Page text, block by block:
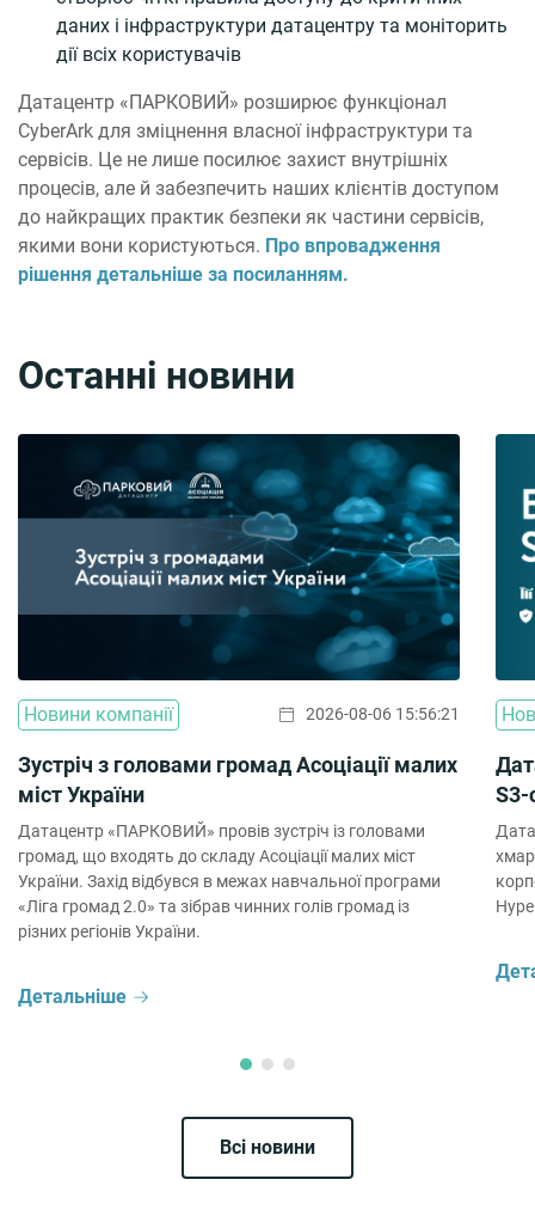
даних і інфраструктури датацентру та моніторить
дії всіх користувачів
Датацентр «ПАРКОВИЙ» розширює функціонал
CyberArk для зміцнення власної інфраструктури та
сервісів. Це не лише посилює захист внутрішніх
процесів, але й забезпечить наших клієнтів доступом
до найкращих практик безпеки як частини сервісів,
якими вони користуються. Про впровадження
рішення детальніше за посиланням.
Останні новини
Новини компанії 2026-08-06 15:56:21
Зустріч з головами громад Асоціації малих
міст України
Датацентр «ПАРКОВИЙ» провів зустріч із головами
громад, що входять до складу Асоціації малих міст
України. Захід відбувся в межах навчальної програми
«Ліга громад 2.0» та зібрав чинних голів громад із
різних регіонів України.
Детальніше
S3-
Всі новини